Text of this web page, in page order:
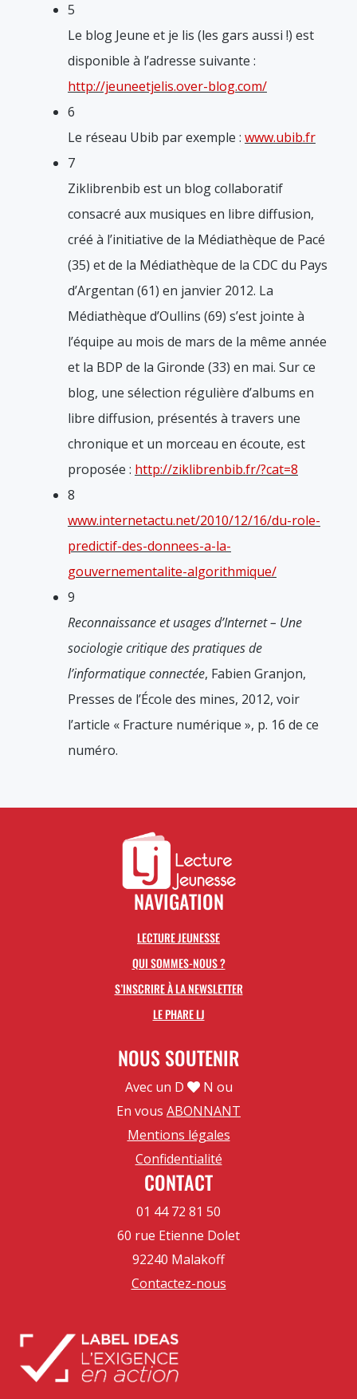
5
Le blog Jeune et je lis (les gars aussi !) est
disponible à l’adresse suivante :
http://jeuneetjelis.over-blog.com/
6
Le réseau Ubib par exemple : www.ubib.fr
7
Ziklibrenbib est un blog collaboratif
consacré aux musiques en libre diffusion,
créé à l’initiative de la Médiathèque de Pacé
(35) et de la Médiathèque de la CDC du Pays
d’Argentan (61) en janvier 2012. La
Médiathèque d’Oullins (69) s’est jointe à
l’équipe au mois de mars de la même année
et la BDP de la Gironde (33) en mai. Sur ce
blog, une sélection régulière d’albums en
libre diffusion, présentés à travers une
chronique et un morceau en écoute, est
proposée : http://ziklibrenbib.fr/?cat=8
8
www.internetactu.net/2010/12/16/du-role-
predictif-des-donnees-a-la-
gouvernementalite-algorithmique/
9
Reconnaissance et usages d’Internet – Une
sociologie critique des pratiques de
l’informatique connectée, Fabien Granjon,
Presses de l’École des mines, 2012, voir
l’article « Fracture numérique », p. 16 de ce
numéro.
NAVIGATION
LECTURE JEUNESSE
QUI SOMMES-NOUS ?
S’INSCRIRE À LA NEWSLETTER
LE PHARE LJ
NOUS SOUTENIR
Avec un D
N ou
En vous ABONNANT
Mentions légales
Confidentialité
CONTACT
01 44 72 81 50
60 rue Etienne Dolet
92240 Malakoff
Contactez-nous